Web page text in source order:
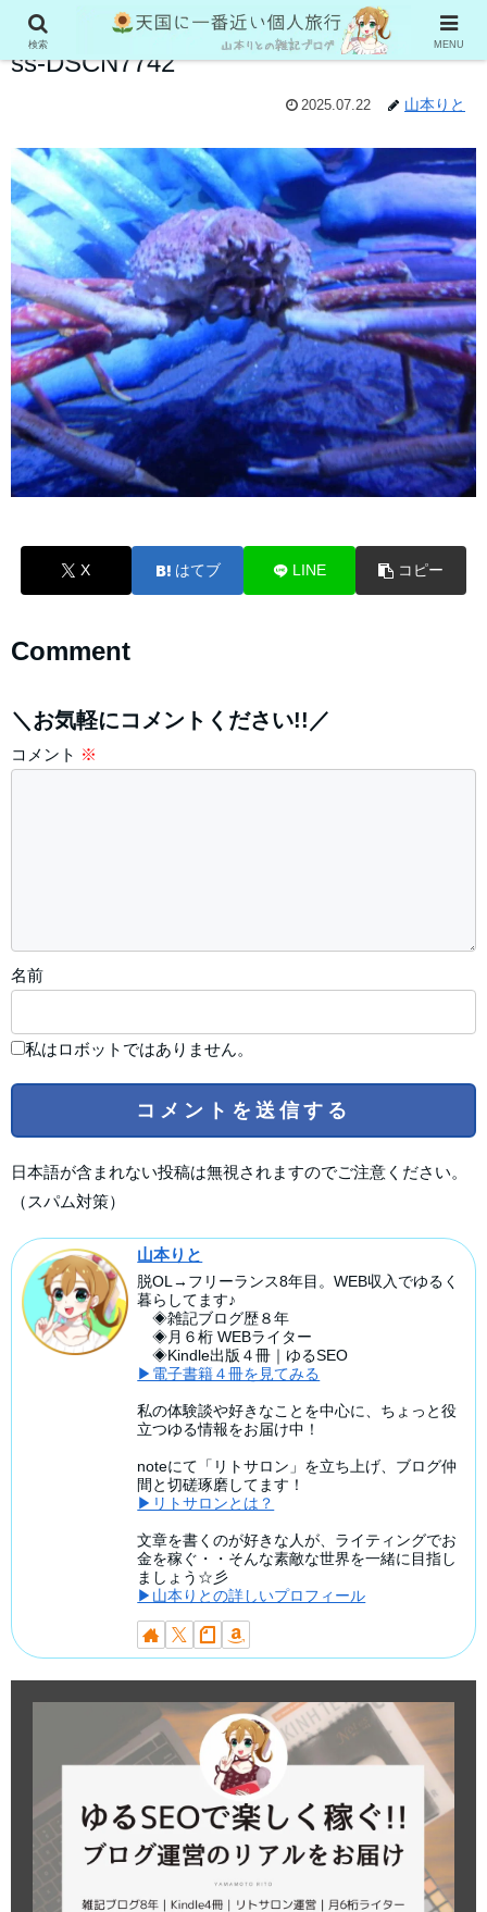
ss-DSCN7742
2025.07.22 山本りと
X はてブ LINE コピー
Comment
＼お気軽にコメントください!!／
コメント ※
名前
私はロボットではありません。
日本語が含まれない投稿は無視されますのでご注意ください。
（スパム対策）
山本りと
脱OL→フリーランス8年目。WEB収入でゆるく
暮らしてます♪
◈雑記ブログ歴８年
◈月６桁 WEBライター
◈Kindle出版４冊｜ゆるSEO
▶電子書籍４冊を見てみる
私の体験談や好きなことを中心に、ちょっと役
立つゆる情報をお届け中！
noteにて「リトサロン」を立ち上げ、ブログ仲
間と切磋琢磨してます！
▶リトサロンとは？
文章を書くのが好きな人が、ライティングでお
金を稼ぐ・・そんな素敵な世界を一緒に目指し
ましょう☆彡
▶山本りとの詳しいプロフィール
検索 MENU